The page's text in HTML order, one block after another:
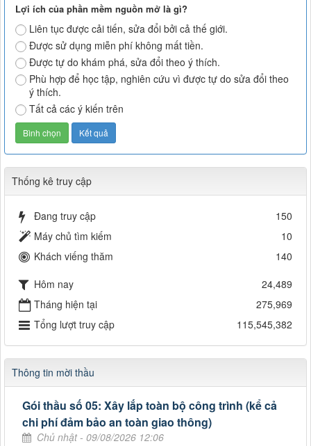
Lợi ích của phần mềm nguồn mở là gì?
Liên tục được cải tiến, sửa đổi bởi cả thế giới.
Được sử dụng miễn phí không mất tiền.
Được tự do khám phá, sửa đổi theo ý thích.
Phù hợp để học tập, nghiên cứu vì được tự do sửa đổi theo
ý thích.
Tất cả các ý kiến trên
Thống kê truy cập
Đang truy cập
150
Máy chủ tìm kiếm
10
Khách viếng thăm
140
Hôm nay
24,489
Tháng hiện tại
275,969
Tổng lượt truy cập
115,545,382
Thông tin mời thầu
Gói thầu số 05: Xây lắp toàn bộ công trình (kể cả
chi phí đảm bảo an toàn giao thông)
Chủ nhật - 09/08/2026 12:06